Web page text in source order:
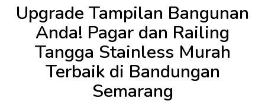
Upgrade Tampilan Bangunan
Anda! Pagar dan Railing
Tangga Stainless Murah
Terbaik di Bandungan
Semarang